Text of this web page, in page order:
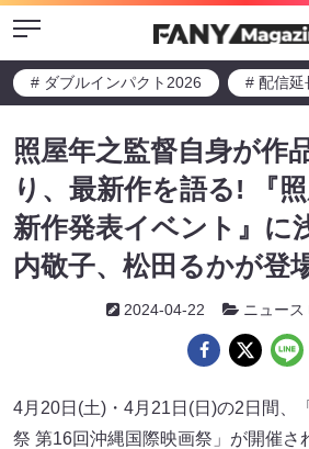
Menu
# ダブルインパクト2026 # 配信延
照屋年之監督自身が作
り、最新作を語る! 『
新作発表イベント』に
内敬子、松田るかが登
2024-04-22 ニュース
4月20日(土)・4月21日(日)の2日間、
祭 第16回沖縄国際映画祭」が開催さ